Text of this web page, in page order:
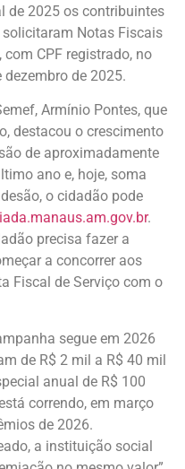
de 2025 os contribuintes
Notas Fiscais
com CPF registrado, no
dezembro de 2025.
Armínio Pontes, que
destacou o crescimento
de aproximadamente
ano e, hoje, soma
o cidadão pode
.
precisa fazer a
a concorrer aos
Fiscal de Serviço com o
segue em 2026
de R$ 2 mil a R$ 40 mil
anual de R$ 100
correndo, em março
de 2026.
a instituição social